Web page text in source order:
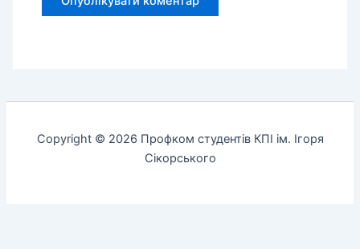
Copyright © 2026 Профком студентів КПІ ім. Ігоря
Сікорського